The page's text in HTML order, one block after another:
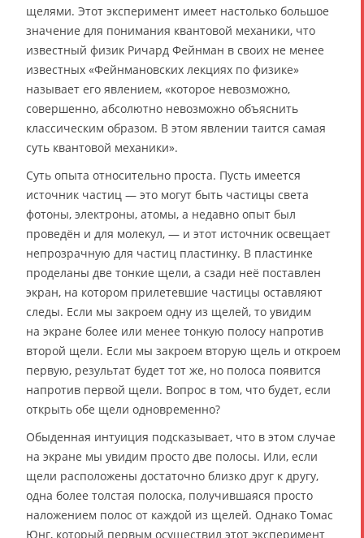
щелями. Этот эксперимент имеет настолько большое
значение для понимания квантовой механики, что
известный физик Ричард Фейнман в своих не менее
известных «Фейнмановских лекциях по физике»
называет его явлением, «которое невозможно,
совершенно, абсолютно невозможно объяснить
классическим образом. В этом явлении таится самая
суть квантовой механики».
Суть опыта относительно проста. Пусть имеется
источник частиц — это могут быть частицы света
фотоны, электроны, атомы, а недавно опыт был
проведён и для молекул, — и этот источник освещает
непрозрачную для частиц пластинку. В пластинке
проделаны две тонкие щели, а сзади неё поставлен
экран, на котором прилетевшие частицы оставляют
следы. Если мы закроем одну из щелей, то увидим
на экране более или менее тонкую полосу напротив
второй щели. Если мы закроем вторую щель и откроем
первую, результат будет тот же, но полоса появится
напротив первой щели. Вопрос в том, что будет, если
открыть обе щели одновременно?
Обыденная интуиция подсказывает, что в этом случае
на экране мы увидим просто две полосы. Или, если
щели расположены достаточно близко друг к другу,
одна более толстая полоска, получившаяся просто
наложением полос от каждой из щелей. Однако Томас
Юнг, который первым осуществил этот эксперимент